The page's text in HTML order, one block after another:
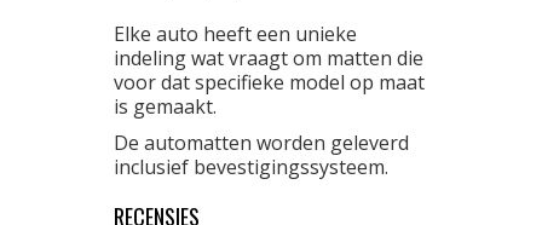
Elke auto heeft een unieke
indeling wat vraagt om matten die
voor dat specifieke model op maat
is gemaakt.
De automatten worden geleverd
inclusief bevestigingssysteem.
RECENSIES